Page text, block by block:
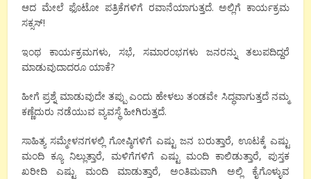
ಆದ ಮೇಲೆ ಫೊಟೋ ಪತ್ರಿಕೆಗಳಿಗೆ ರವಾನೆಯಾಗುತ್ತದೆ. ಅಲ್ಲಿಗೆ ಕಾರ್ಯಕ್ರಮ
ಸಕ್ಸಸ್!
ಇಂಥ ಕಾರ್ಯಕ್ರಮಗಳು, ಸಭೆ, ಸಮಾರಂಭಗಳು ಜನರನ್ನು ತಲುಪದಿದ್ದರೆ
ಮಾಡುವುದಾದರೂ ಯಾಕೆ?
ಹೀಗೆ ಪ್ರಶ್ನೆ ಮಾಡುವುದೇ ತಪ್ಪು ಎಂದು ಹೇಳಲು ತಂಡವೇ ಸಿದ್ಧವಾಗುತ್ತದೆ ನಮ್ಮ
ಕಣ್ಣೆದುರು ನಡೆಯುವ ವ್ಯವಸ್ಥೆ ಹೀಗಿರುತ್ತದೆ.
ಸಾಹಿತ್ಯ ಸಮ್ಮೇಳನಗಳಲ್ಲಿ ಗೋಷ್ಠಿಗಳಿಗೆ ಎಷ್ಟು ಜನ ಬರುತ್ತಾರೆ, ಊಟಕ್ಕೆ ಎಷ್ಟು
ಮಂದಿ ಕ್ಯೂ ನಿಲ್ಲುತ್ತಾರೆ, ಮಳಿಗೆಗಳಿಗೆ ಎಷ್ಟು ಮಂದಿ ಕಾಲಿಡುತ್ತಾರೆ, ಪುಸ್ತಕ
ಖರೀದಿ ಎಷ್ಟು ಮಂದಿ ಮಾಡುತ್ತಾರೆ, ಅಂತಿಮವಾಗಿ ಅಲ್ಲಿ ಕೈಗೊಳ್ಳುವ